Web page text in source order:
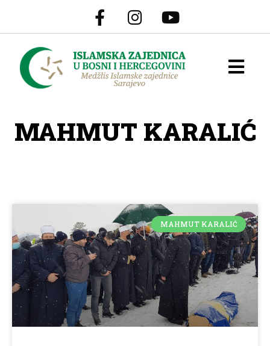
MAHMUT KARALIĆ
MAHMUT KARALIĆ